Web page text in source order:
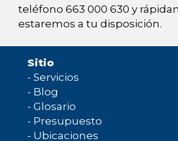
teléfono 663 000 630 y
estaremos a tu disposición.
Sitio
- Servicios
- Blog
- Glosario
- Presupuesto
- Ubicaciones